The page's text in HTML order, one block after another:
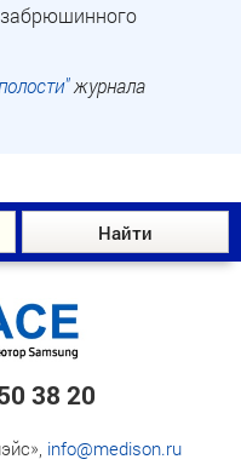
журнала
38 20
info@medison.ru